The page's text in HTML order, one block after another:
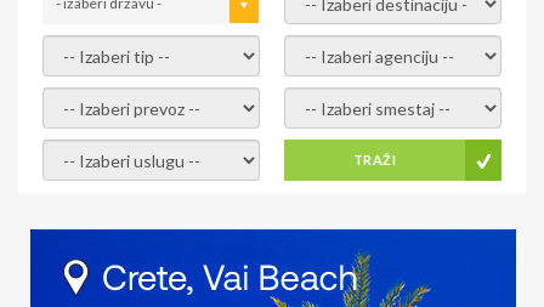
- izaberi tip - - izaberi agenciju -
- izaberi prevoz - - Izaberite smestaj -
- Izaberite uslugu - TRAŽI